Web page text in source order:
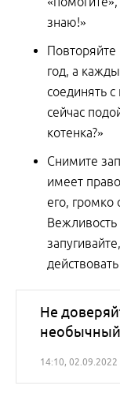
знаю!»
год, а
соединять
сейчас
котенка?»
Снимите
имеет
его, громко
Вежливость
Не
необычный
14:10, 02.09.2022